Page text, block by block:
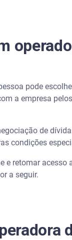
Limpa Nome
celular
pode
a empresa
de
condições
retomar
a seguir.